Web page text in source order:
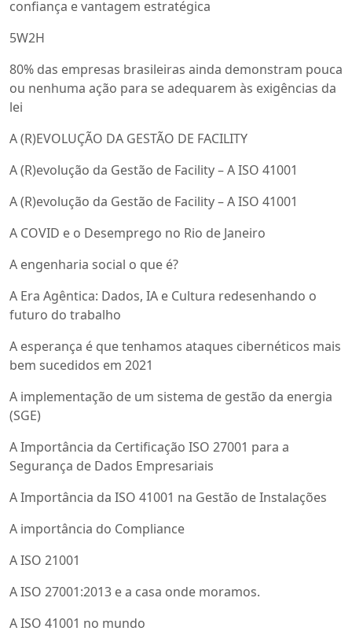
confiança e vantagem estratégica
5W2H
80% das empresas brasileiras ainda demonstram pouca
ou nenhuma ação para se adequarem às exigências da
lei
A (R)EVOLUÇÃO DA GESTÃO DE FACILITY
A (R)evolução da Gestão de Facility – A ISO 41001
A (R)evolução da Gestão de Facility – A ISO 41001
A COVID e o Desemprego no Rio de Janeiro
A engenharia social o que é?
A Era Agêntica: Dados, IA e Cultura redesenhando o
futuro do trabalho
A esperança é que tenhamos ataques cibernéticos mais
bem sucedidos em 2021
A implementação de um sistema de gestão da energia
(SGE)
A Importância da Certificação ISO 27001 para a
Segurança de Dados Empresariais
A Importância da ISO 41001 na Gestão de Instalações
A importância do Compliance
A ISO 21001
A ISO 27001:2013 e a casa onde moramos.
A ISO 41001 no mundo